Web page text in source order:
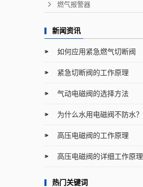
燃气报警器
新闻资讯
如何应用紧急燃气切断阀
紧急切断阀的工作原理
气动电磁阀的选择方法
为什么水用电磁阀不防水？
高压电磁阀的工作原理
高压电磁阀的详细工作原理
热门关键词